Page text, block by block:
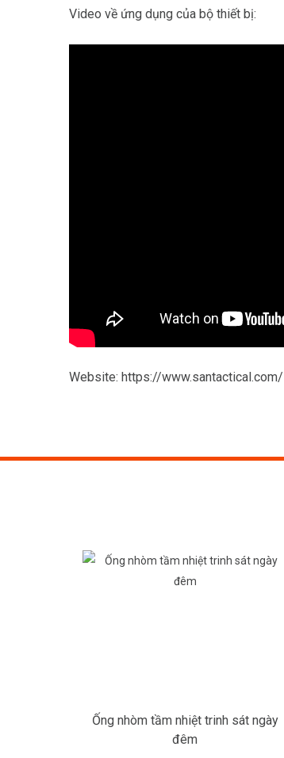
Video về ứng dụng của bộ thiết bị:
Website: https://www.santactical.com/
Ống nhòm tầm nhiệt trinh sát ngày
đêm